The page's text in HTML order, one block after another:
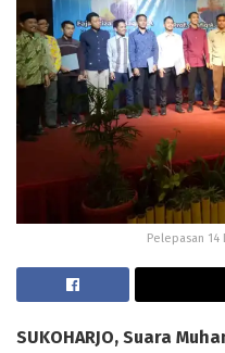
Pelepasan 14
SUKOHARJO, Suara